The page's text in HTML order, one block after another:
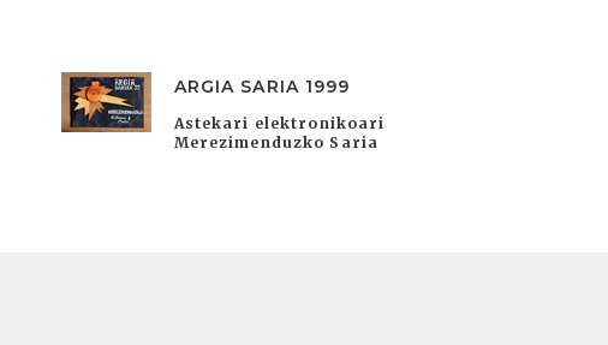
ARGIA SARIA 1999
Astekari elektronikoari
Merezimenduzko Saria